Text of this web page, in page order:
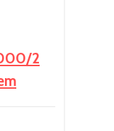
2